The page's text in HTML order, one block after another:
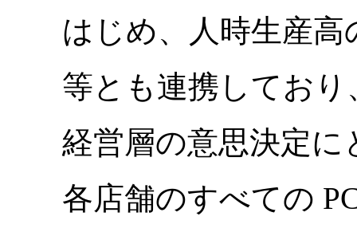
はじめ、人時生産
等とも連携しており
経営層の意思決定
各店舗のすべての